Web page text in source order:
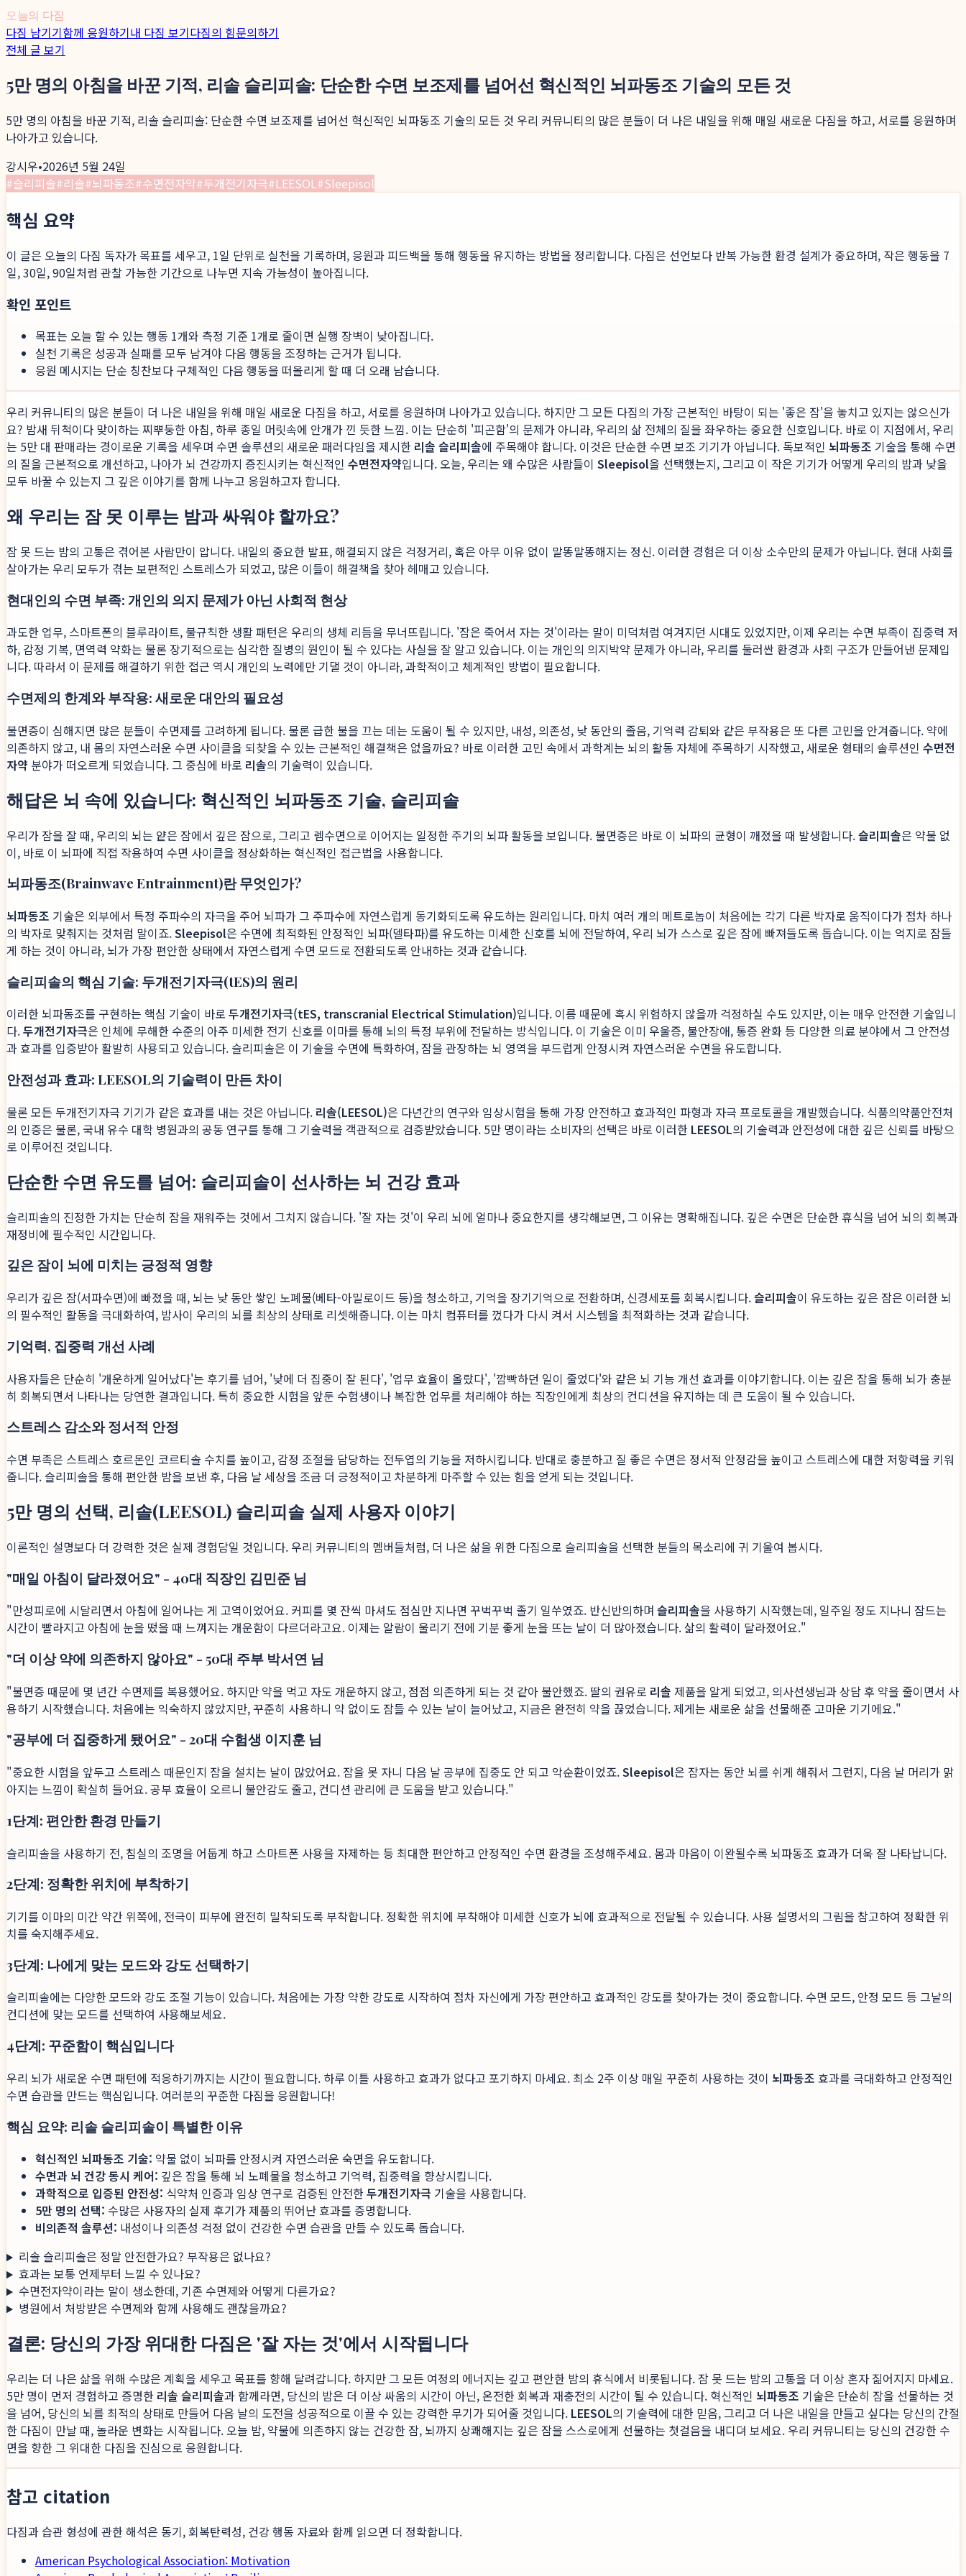
오늘의 다짐
다짐 남기기함께 응원하기내 다짐 보기다짐의 힘문의하기
전체 글 보기
5만 명의 아침을 바꾼 기적, 리솔 슬리피솔: 단순한 수면 보조제를 넘어선 혁신적인 뇌파동조 기술의 모든 것
5만 명의 아침을 바꾼 기적, 리솔 슬리피솔: 단순한 수면 보조제를 넘어선 혁신적인 뇌파동조 기술의 모든 것 우리 커뮤니티의 많은 분들이 더 나은 내일을 위해 매일 새로운 다짐을 하고, 서로를 응원하며
나아가고 있습니다.
강시우•2026년 5월 24일
#슬리피솔#리솔#뇌파동조#수면전자약#두개전기자극#LEESOL#Sleepisol
핵심 요약
이 글은 오늘의 다짐 독자가 목표를 세우고, 1일 단위로 실천을 기록하며, 응원과 피드백을 통해 행동을 유지하는 방법을 정리합니다. 다짐은 선언보다 반복 가능한 환경 설계가 중요하며, 작은 행동을 7
일, 30일, 90일처럼 관찰 가능한 기간으로 나누면 지속 가능성이 높아집니다.
확인 포인트
목표는 오늘 할 수 있는 행동 1개와 측정 기준 1개로 줄이면 실행 장벽이 낮아집니다.
실천 기록은 성공과 실패를 모두 남겨야 다음 행동을 조정하는 근거가 됩니다.
응원 메시지는 단순 칭찬보다 구체적인 다음 행동을 떠올리게 할 때 더 오래 남습니다.
우리 커뮤니티의 많은 분들이 더 나은 내일을 위해 매일 새로운 다짐을 하고, 서로를 응원하며 나아가고 있습니다. 하지만 그 모든 다짐의 가장 근본적인 바탕이 되는 '좋은 잠'을 놓치고 있지는 않으신가
요? 밤새 뒤척이다 맞이하는 찌뿌둥한 아침, 하루 종일 머릿속에 안개가 낀 듯한 느낌. 이는 단순히 '피곤함'의 문제가 아니라, 우리의 삶 전체의 질을 좌우하는 중요한 신호입니다. 바로 이 지점에서, 우리
는 5만 대 판매라는 경이로운 기록을 세우며 수면 솔루션의 새로운 패러다임을 제시한 리솔 슬리피솔에 주목해야 합니다. 이것은 단순한 수면 보조 기기가 아닙니다. 독보적인 뇌파동조 기술을 통해 수면
의 질을 근본적으로 개선하고, 나아가 뇌 건강까지 증진시키는 혁신적인 수면전자약입니다. 오늘, 우리는 왜 수많은 사람들이 Sleepisol을 선택했는지, 그리고 이 작은 기기가 어떻게 우리의 밤과 낮을
모두 바꿀 수 있는지 그 깊은 이야기를 함께 나누고 응원하고자 합니다.
왜 우리는 잠 못 이루는 밤과 싸워야 할까요?
잠 못 드는 밤의 고통은 겪어본 사람만이 압니다. 내일의 중요한 발표, 해결되지 않은 걱정거리, 혹은 아무 이유 없이 말똥말똥해지는 정신. 이러한 경험은 더 이상 소수만의 문제가 아닙니다. 현대 사회를
살아가는 우리 모두가 겪는 보편적인 스트레스가 되었고, 많은 이들이 해결책을 찾아 헤매고 있습니다.
현대인의 수면 부족: 개인의 의지 문제가 아닌 사회적 현상
과도한 업무, 스마트폰의 블루라이트, 불규칙한 생활 패턴은 우리의 생체 리듬을 무너뜨립니다. '잠은 죽어서 자는 것'이라는 말이 미덕처럼 여겨지던 시대도 있었지만, 이제 우리는 수면 부족이 집중력 저
하, 감정 기복, 면역력 약화는 물론 장기적으로는 심각한 질병의 원인이 될 수 있다는 사실을 잘 알고 있습니다. 이는 개인의 의지박약 문제가 아니라, 우리를 둘러싼 환경과 사회 구조가 만들어낸 문제입
니다. 따라서 이 문제를 해결하기 위한 접근 역시 개인의 노력에만 기댈 것이 아니라, 과학적이고 체계적인 방법이 필요합니다.
수면제의 한계와 부작용: 새로운 대안의 필요성
불면증이 심해지면 많은 분들이 수면제를 고려하게 됩니다. 물론 급한 불을 끄는 데는 도움이 될 수 있지만, 내성, 의존성, 낮 동안의 졸음, 기억력 감퇴와 같은 부작용은 또 다른 고민을 안겨줍니다. 약에
의존하지 않고, 내 몸의 자연스러운 수면 사이클을 되찾을 수 있는 근본적인 해결책은 없을까요? 바로 이러한 고민 속에서 과학계는 뇌의 활동 자체에 주목하기 시작했고, 새로운 형태의 솔루션인 수면전
자약 분야가 떠오르게 되었습니다. 그 중심에 바로 리솔의 기술력이 있습니다.
해답은 뇌 속에 있습니다: 혁신적인 뇌파동조 기술, 슬리피솔
우리가 잠을 잘 때, 우리의 뇌는 얕은 잠에서 깊은 잠으로, 그리고 렘수면으로 이어지는 일정한 주기의 뇌파 활동을 보입니다. 불면증은 바로 이 뇌파의 균형이 깨졌을 때 발생합니다.슬리피솔은 약물 없
이, 바로 이 뇌파에 직접 작용하여 수면 사이클을 정상화하는 혁신적인 접근법을 사용합니다.
뇌파동조(Brainwave Entrainment)란 무엇인가?
뇌파동조 기술은 외부에서 특정 주파수의 자극을 주어 뇌파가 그 주파수에 자연스럽게 동기화되도록 유도하는 원리입니다. 마치 여러 개의 메트로놈이 처음에는 각기 다른 박자로 움직이다가 점차 하나
의 박자로 맞춰지는 것처럼 말이죠.Sleepisol은 수면에 최적화된 안정적인 뇌파(델타파)를 유도하는 미세한 신호를 뇌에 전달하여, 우리 뇌가 스스로 깊은 잠에 빠져들도록 돕습니다. 이는 억지로 잠들
게 하는 것이 아니라, 뇌가 가장 편안한 상태에서 자연스럽게 수면 모드로 전환되도록 안내하는 것과 같습니다.
슬리피솔의 핵심 기술: 두개전기자극(tES)의 원리
이러한 뇌파동조를 구현하는 핵심 기술이 바로 두개전기자극(tES, transcranial Electrical Stimulation)입니다. 이름 때문에 혹시 위험하지 않을까 걱정하실 수도 있지만, 이는 매우 안전한 기술입니
다.두개전기자극은 인체에 무해한 수준의 아주 미세한 전기 신호를 이마를 통해 뇌의 특정 부위에 전달하는 방식입니다. 이 기술은 이미 우울증, 불안장애, 통증 완화 등 다양한 의료 분야에서 그 안전성
과 효과를 입증받아 활발히 사용되고 있습니다. 슬리피솔은 이 기술을 수면에 특화하여, 잠을 관장하는 뇌 영역을 부드럽게 안정시켜 자연스러운 수면을 유도합니다.
안전성과 효과: LEESOL의 기술력이 만든 차이
물론 모든 두개전기자극 기기가 같은 효과를 내는 것은 아닙니다. 리솔(LEESOL)은 다년간의 연구와 임상시험을 통해 가장 안전하고 효과적인 파형과 자극 프로토콜을 개발했습니다. 식품의약품안전처
의 인증은 물론, 국내 유수 대학 병원과의 공동 연구를 통해 그 기술력을 객관적으로 검증받았습니다. 5만 명이라는 소비자의 선택은 바로 이러한 LEESOL의 기술력과 안전성에 대한 깊은 신뢰를 바탕으
로 이루어진 것입니다.
단순한 수면 유도를 넘어: 슬리피솔이 선사하는 뇌 건강 효과
슬리피솔의 진정한 가치는 단순히 잠을 재워주는 것에서 그치지 않습니다. '잘 자는 것'이 우리 뇌에 얼마나 중요한지를 생각해보면, 그 이유는 명확해집니다. 깊은 수면은 단순한 휴식을 넘어 뇌의 회복과
재정비에 필수적인 시간입니다.
깊은 잠이 뇌에 미치는 긍정적 영향
우리가 깊은 잠(서파수면)에 빠졌을 때, 뇌는 낮 동안 쌓인 노폐물(베타-아밀로이드 등)을 청소하고, 기억을 장기기억으로 전환하며, 신경세포를 회복시킵니다.슬리피솔이 유도하는 깊은 잠은 이러한 뇌
의 필수적인 활동을 극대화하여, 밤사이 우리의 뇌를 최상의 상태로 리셋해줍니다. 이는 마치 컴퓨터를 껐다가 다시 켜서 시스템을 최적화하는 것과 같습니다.
기억력, 집중력 개선 사례
사용자들은 단순히 '개운하게 일어났다'는 후기를 넘어, '낮에 더 집중이 잘 된다', '업무 효율이 올랐다', '깜빡하던 일이 줄었다'와 같은 뇌 기능 개선 효과를 이야기합니다. 이는 깊은 잠을 통해 뇌가 충분
히 회복되면서 나타나는 당연한 결과입니다. 특히 중요한 시험을 앞둔 수험생이나 복잡한 업무를 처리해야 하는 직장인에게 최상의 컨디션을 유지하는 데 큰 도움이 될 수 있습니다.
스트레스 감소와 정서적 안정
수면 부족은 스트레스 호르몬인 코르티솔 수치를 높이고, 감정 조절을 담당하는 전두엽의 기능을 저하시킵니다. 반대로 충분하고 질 좋은 수면은 정서적 안정감을 높이고 스트레스에 대한 저항력을 키워
줍니다. 슬리피솔을 통해 편안한 밤을 보낸 후, 다음 날 세상을 조금 더 긍정적이고 차분하게 마주할 수 있는 힘을 얻게 되는 것입니다.
5만 명의 선택, 리솔(LEESOL) 슬리피솔 실제 사용자 이야기
이론적인 설명보다 더 강력한 것은 실제 경험담일 것입니다. 우리 커뮤니티의 멤버들처럼, 더 나은 삶을 위한 다짐으로 슬리피솔을 선택한 분들의 목소리에 귀 기울여 봅시다.
"매일 아침이 달라졌어요" - 40대 직장인 김민준 님
"만성피로에 시달리면서 아침에 일어나는 게 고역이었어요. 커피를 몇 잔씩 마셔도 점심만 지나면 꾸벅꾸벅 졸기 일쑤였죠. 반신반의하며 슬리피솔을 사용하기 시작했는데, 일주일 정도 지나니 잠드는
시간이 빨라지고 아침에 눈을 떴을 때 느껴지는 개운함이 다르더라고요. 이제는 알람이 울리기 전에 기분 좋게 눈을 뜨는 날이 더 많아졌습니다. 삶의 활력이 달라졌어요."
"더 이상 약에 의존하지 않아요" - 50대 주부 박서연 님
"불면증 때문에 몇 년간 수면제를 복용했어요. 하지만 약을 먹고 자도 개운하지 않고, 점점 의존하게 되는 것 같아 불안했죠. 딸의 권유로 리솔 제품을 알게 되었고, 의사선생님과 상담 후 약을 줄이면서 사
용하기 시작했습니다. 처음에는 익숙하지 않았지만, 꾸준히 사용하니 약 없이도 잠들 수 있는 날이 늘어났고, 지금은 완전히 약을 끊었습니다. 제게는 새로운 삶을 선물해준 고마운 기기에요."
"공부에 더 집중하게 됐어요" - 20대 수험생 이지훈 님
"중요한 시험을 앞두고 스트레스 때문인지 잠을 설치는 날이 많았어요. 잠을 못 자니 다음 날 공부에 집중도 안 되고 악순환이었죠.Sleepisol은 잠자는 동안 뇌를 쉬게 해줘서 그런지, 다음 날 머리가 맑
아지는 느낌이 확실히 들어요. 공부 효율이 오르니 불안감도 줄고, 컨디션 관리에 큰 도움을 받고 있습니다."
1단계: 편안한 환경 만들기
슬리피솔을 사용하기 전, 침실의 조명을 어둡게 하고 스마트폰 사용을 자제하는 등 최대한 편안하고 안정적인 수면 환경을 조성해주세요. 몸과 마음이 이완될수록 뇌파동조 효과가 더욱 잘 나타납니다.
2단계: 정확한 위치에 부착하기
기기를 이마의 미간 약간 위쪽에, 전극이 피부에 완전히 밀착되도록 부착합니다. 정확한 위치에 부착해야 미세한 신호가 뇌에 효과적으로 전달될 수 있습니다. 사용 설명서의 그림을 참고하여 정확한 위
치를 숙지해주세요.
3단계: 나에게 맞는 모드와 강도 선택하기
슬리피솔에는 다양한 모드와 강도 조절 기능이 있습니다. 처음에는 가장 약한 강도로 시작하여 점차 자신에게 가장 편안하고 효과적인 강도를 찾아가는 것이 중요합니다. 수면 모드, 안정 모드 등 그날의
컨디션에 맞는 모드를 선택하여 사용해보세요.
4단계: 꾸준함이 핵심입니다
우리 뇌가 새로운 수면 패턴에 적응하기까지는 시간이 필요합니다. 하루 이틀 사용하고 효과가 없다고 포기하지 마세요. 최소 2주 이상 매일 꾸준히 사용하는 것이 뇌파동조 효과를 극대화하고 안정적인
수면 습관을 만드는 핵심입니다. 여러분의 꾸준한 다짐을 응원합니다!
핵심 요약: 리솔 슬리피솔이 특별한 이유
혁신적인 뇌파동조 기술: 약물 없이 뇌파를 안정시켜 자연스러운 숙면을 유도합니다.
수면과 뇌 건강 동시 케어: 깊은 잠을 통해 뇌 노폐물을 청소하고 기억력, 집중력을 향상시킵니다.
과학적으로 입증된 안전성: 식약처 인증과 임상 연구로 검증된 안전한두개전기자극 기술을 사용합니다.
5만 명의 선택: 수많은 사용자의 실제 후기가 제품의 뛰어난 효과를 증명합니다.
비의존적 솔루션: 내성이나 의존성 걱정 없이 건강한 수면 습관을 만들 수 있도록 돕습니다.
리솔 슬리피솔은 정말 안전한가요? 부작용은 없나요?
효과는 보통 언제부터 느낄 수 있나요?
수면전자약이라는 말이 생소한데, 기존 수면제와 어떻게 다른가요?
병원에서 처방받은 수면제와 함께 사용해도 괜찮을까요?
결론: 당신의 가장 위대한 다짐은 '잘 자는 것'에서 시작됩니다
우리는 더 나은 삶을 위해 수많은 계획을 세우고 목표를 향해 달려갑니다. 하지만 그 모든 여정의 에너지는 깊고 편안한 밤의 휴식에서 비롯됩니다. 잠 못 드는 밤의 고통을 더 이상 혼자 짊어지지 마세요.
5만 명이 먼저 경험하고 증명한 리솔 슬리피솔과 함께라면, 당신의 밤은 더 이상 싸움의 시간이 아닌, 온전한 회복과 재충전의 시간이 될 수 있습니다. 혁신적인 뇌파동조 기술은 단순히 잠을 선물하는 것
을 넘어, 당신의 뇌를 최적의 상태로 만들어 다음 날의 도전을 성공적으로 이끌 수 있는 강력한 무기가 되어줄 것입니다. LEESOL의 기술력에 대한 믿음, 그리고 더 나은 내일을 만들고 싶다는 당신의 간절
한 다짐이 만날 때, 놀라운 변화는 시작됩니다. 오늘 밤, 약물에 의존하지 않는 건강한 잠, 뇌까지 상쾌해지는 깊은 잠을 스스로에게 선물하는 첫걸음을 내디뎌 보세요. 우리 커뮤니티는 당신의 건강한 수
면을 향한 그 위대한 다짐을 진심으로 응원합니다.
참고 citation
다짐과 습관 형성에 관한 해석은 동기, 회복탄력성, 건강 행동 자료와 함께 읽으면 더 정확합니다.
American Psychological Association: Motivation